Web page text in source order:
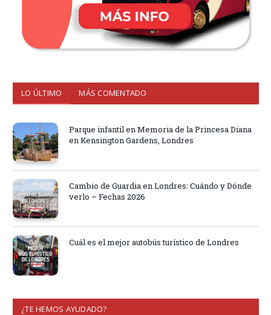
LO ÚLTIMO MÁS COMENTADO
Parque infantil en Memoria de la Princesa Diana
en Kensington Gardens, Londres
Cambio de Guardia en Londres: Cuándo y Dónde
verlo – Fechas 2026
Cuál es el mejor autobús turístico de Londres
¿TE HEMOS AYUDADO?